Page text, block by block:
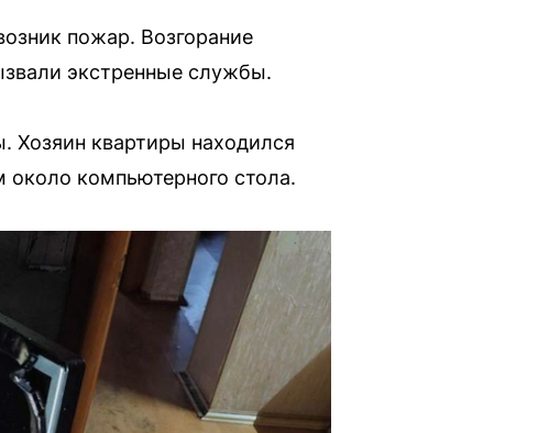
пожар. Возгорание
экстренные службы.
Хозяин квартиры находился
компьютерного стола.